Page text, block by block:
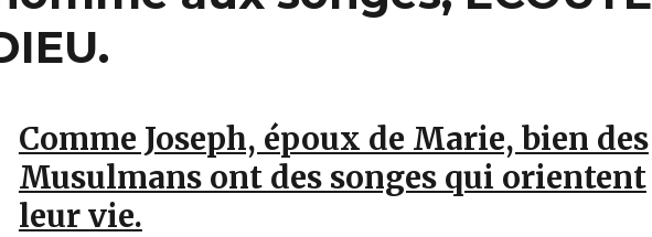
Comme Joseph, époux de Marie, bien des
Musulmans ont des songes qui orientent
leur vie.